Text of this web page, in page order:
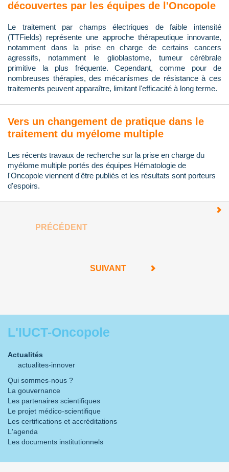
découvertes par les équipes de l'Oncopole
Le traitement par champs électriques de faible intensité
(TTFields) représente une approche thérapeutique innovante,
notamment dans la prise en charge de certains cancers
agressifs, notamment le glioblastome, tumeur cérébrale
primitive la plus fréquente. Cependant, comme pour de
nombreuses thérapies, des mécanismes de résistance à ces
traitements peuvent apparaître, limitant l'efficacité à long terme.
Vers un changement de pratique dans le
traitement du myélome multiple
Les récents travaux de recherche sur la prise en charge du
myélome multiple portés des équipes Hématologie de
l'Oncopole viennent d'être publiés et les résultats sont porteurs
d'espoirs.
PRÉCÉDENT
SUIVANT
L'IUCT-Oncopole
Actualités
actualites-innover
Qui sommes-nous ?
La gouvernance
Les partenaires scientifiques
Le projet médico-scientifique
Les certifications et accréditations
L'agenda
Les documents institutionnels